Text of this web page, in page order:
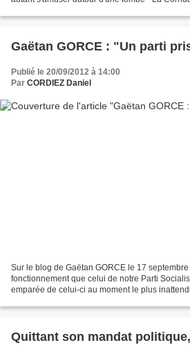
Gaëtan GORCE : "Un parti
Publié le 20/09/2012 à 14:00
Par CORDIEZ Daniel
Sur le blog de Gaëtan GORCE le 17
fonctionnement que celui de notre Parti
emparée de celui-ci au moment le plus
Quittant son mandat